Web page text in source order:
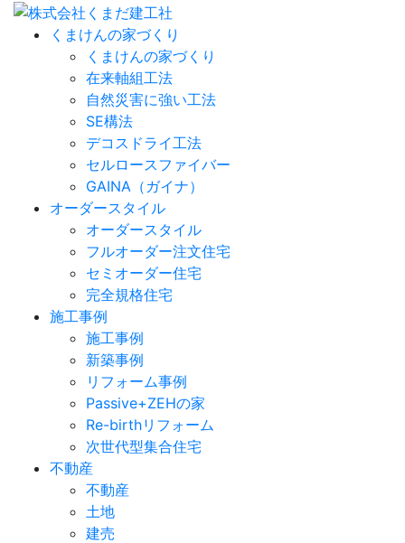
くまけんの家づくり
くまけんの家づくり
在来軸組工法
自然災害に強い工法
SE構法
デコスドライ工法
セルロースファイバー
GAINA（ガイナ）
オーダースタイル
オーダースタイル
フルオーダー注文住宅
セミオーダー住宅
完全規格住宅
施工事例
施工事例
新築事例
リフォーム事例
Passive+ZEHの家
Re-birthリフォーム
次世代型集合住宅
不動産
不動産
土地
建売